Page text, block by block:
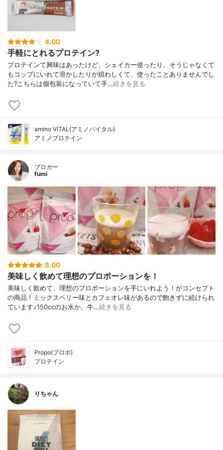
4.00
手軽にとれるプロテイン?
プロテインて興味はあったけど、シェイカー使ったり、そうじゃなくて
もコップにいれて溶かしたりが煩わしくて、使ったことありませんでし
た?こちらは個包装になっていて手…続きを見る
amino VITAL(アミノバイタル)
アミノプロテイン
ブロガー
fumi
5.00
美味しく飲めて理想のプロポーションを！
美味しく飲めて、理想のプロポーションを手にいれよう！がコンセプト
の商品！ミックスベリー味とカフェオレ味があるので飽きずに続けられ
ています♪150ccのお水か、牛…続きを見る
Propo(プロポ)
プロテイン
りちゃん